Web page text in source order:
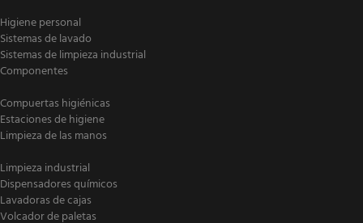
Higiene personal
Sistemas de lavado
Sistemas de limpieza industrial
Componentes
Compuertas higiénicas
Estaciones de higiene
Limpieza de las manos
Limpieza industrial
Dispensadores químicos
Lavadoras de cajas
Volcador de paletas